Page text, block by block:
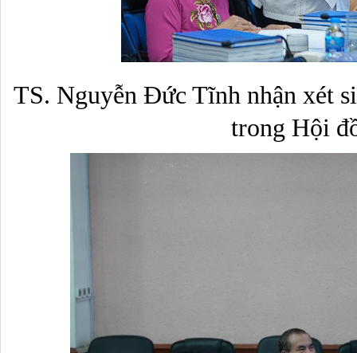
TS. Nguyễn Đức Tĩnh nhận xét
trong Hội